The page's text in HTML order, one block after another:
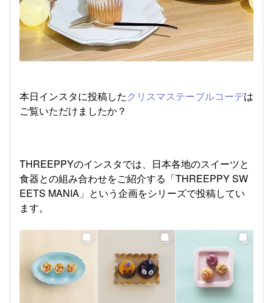
本日インスタに投稿したクリスマステーブルコーデは
ご覧いただけましたか？
THREEPPYのインスタでは、日本各地のスイーツと
食器との組み合わせをご紹介する「THREEPPY SW
EETS MANIA」という企画をシリーズで投稿してい
ます。